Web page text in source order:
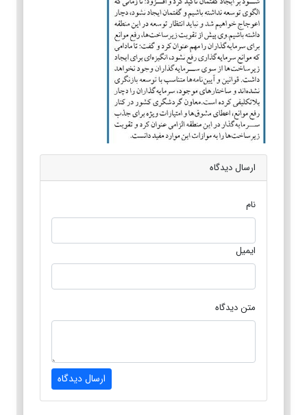
ارسال دیدگاه
نام
ایمیل
متن دیدگاه
ارسال دیدگاه